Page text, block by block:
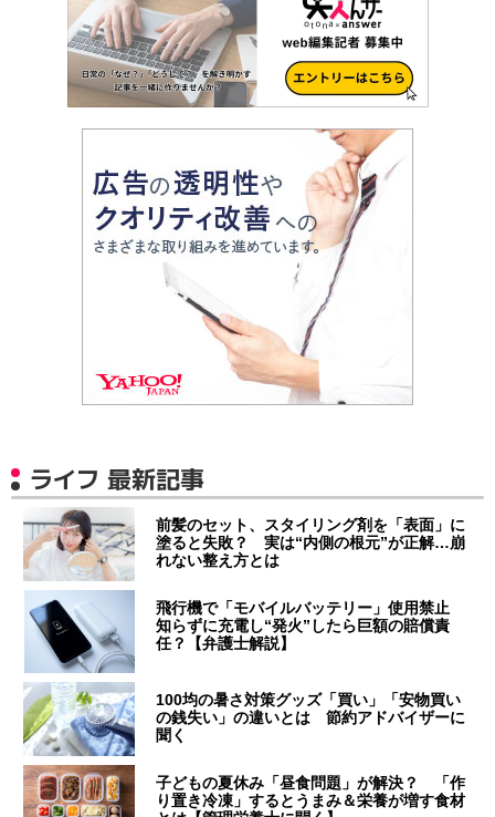
ライフ 最新記事
前髪のセット、スタイリング剤を「表面」に
塗ると失敗？ 実は“内側の根元”が正解…崩
れない整え方とは
飛行機で「モバイルバッテリー」使用禁止
知らずに充電し“発火”したら巨額の賠償責
任？【弁護士解説】
100均の暑さ対策グッズ「買い」「安物買い
の銭失い」の違いとは 節約アドバイザーに
聞く
子どもの夏休み「昼食問題」が解決？ 「作
り置き冷凍」するとうまみ＆栄養が増す食材